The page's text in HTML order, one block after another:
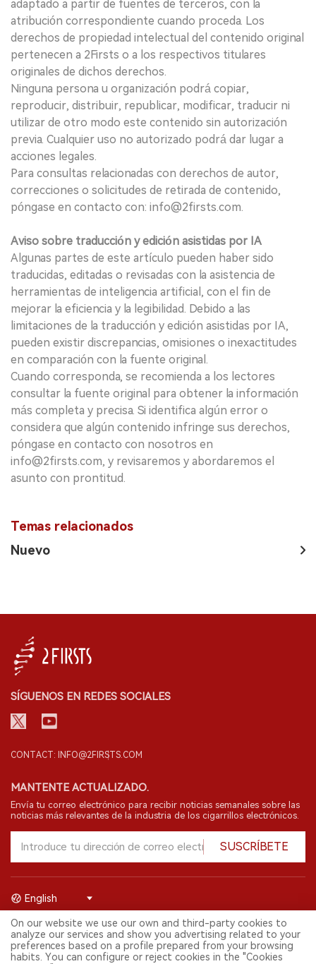
adaptado a partir de fuentes de terceros, con la
atribución correspondiente cuando proceda. Los
derechos de propiedad intelectual del contenido original
pertenecen a 2Firsts o a los respectivos titulares
originales de dichos derechos.
Ninguna persona u organización podrá copiar,
reproducir, distribuir, republicar, modificar, traducir ni
utilizar de otro modo este contenido sin autorización
previa. Cualquier uso no autorizado podrá dar lugar a
acciones legales.
Para consultas relacionadas con derechos de autor,
correcciones o solicitudes de retirada de contenido,
póngase en contacto con: info@2firsts.com.
Aviso sobre traducción y edición asistidas por IA
Algunas partes de este artículo pueden haber sido
traducidas, editadas o revisadas con la asistencia de
herramientas de inteligencia artificial, con el fin de
mejorar la eficiencia y la legibilidad. Debido a las
limitaciones de la traducción y edición asistidas por IA,
pueden existir discrepancias, omisiones o inexactitudes
en comparación con la fuente original.
Cuando corresponda, se recomienda a los lectores
consultar la fuente original para obtener la información
más completa y precisa. Si identifica algún error o
considera que algún contenido infringe sus derechos,
póngase en contacto con nosotros en
info@2firsts.com, y revisaremos y abordaremos el
asunto con prontitud.
Temas relacionados
Nuevo
SÍGUENOS EN REDES SOCIALES
CONTACT: INFO@2FIRSTS.COM
MANTENTE ACTUALIZADO.
Envía tu correo electrónico para recibir noticias semanales sobre las
noticias más relevantes de la industria de los cigarrillos electrónicos.
SUSCRÍBETE
© 2026 Shenzhen 2FIRSTS Technology Co.,Ltd. Todos los derechos
reservados.
2FIRSTS solo es accesible para profesionales de la industria,
investigadores, medios y otros profesionales. El acceso por menores
English
On our website we use our own and third-party cookies to
analyze our services and show you advertising related to your
preferences based on a profile prepared from your browsing
habits. You can configure or reject cookies in the "Cookies